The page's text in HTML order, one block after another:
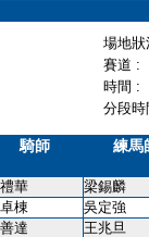
場地
賽道 :
時間 :
分段
騎師 練馬
華 梁錫麟
棟 吳定強
達 王兆旦